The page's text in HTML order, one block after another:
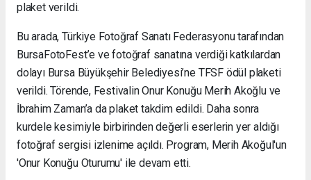
plaket verildi.
Bu arada, Türkiye Fotoğraf Sanatı Federasyonu tarafından
BursaFotoFest’e ve fotoğraf sanatına verdiği katkılardan
dolayı Bursa Büyükşehir Belediyesi’ne TFSF ödül plaketi
verildi. Törende, Festivalin Onur Konuğu Merih Akoğlu ve
İbrahim Zaman’a da plaket takdim edildi. Daha sonra
kurdele kesimiyle birbirinden değerli eserlerin yer aldığı
fotoğraf sergisi izlenime açıldı. Program, Merih Akoğul'un
'Onur Konuğu Oturumu' ile devam etti.